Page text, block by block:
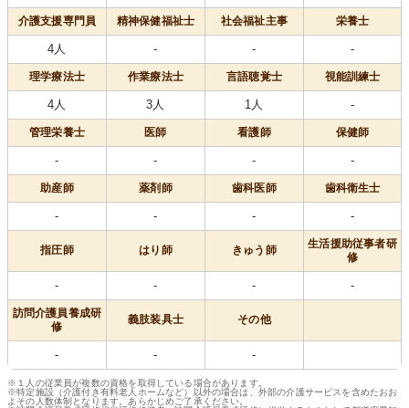
介護支援専門員 精神保健福祉士 社会福祉主事 栄養士
4人 - - -
理学療法士 作業療法士 言語聴覚士 視能訓練士
4人 3人 1人 -
管理栄養士 医師 看護師 保健師
- - - -
助産師 薬剤師 歯科医師 歯科衛生士
- - - -
指圧師 はり師 きゅう師
生活援助従事者研
修
- - - -
訪問介護員養成研
修
義肢装具士 その他
- - -
※１人の従業員が複数の資格を取得している場合があります。
※特定施設（介護付き有料老人ホームなど）以外の場合は、外部の介護サービスを含めたおお
よその人数体制となります。あらかじめご了承ください。